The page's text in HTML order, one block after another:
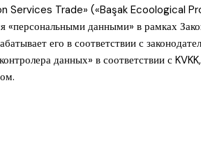
Services Trade» («Başak Ecoological
«персональными данными» в рамках
его в соответствии с
данных» в соответствии с